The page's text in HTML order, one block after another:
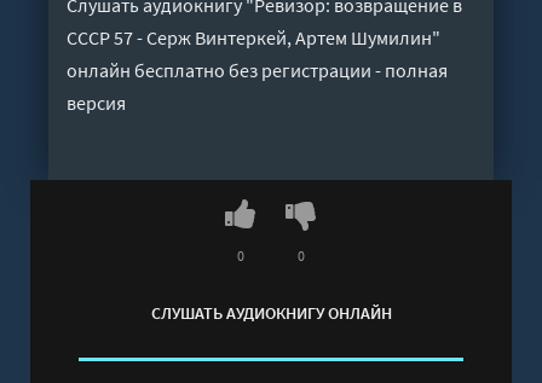
СССР 57 - Серж Винтеркей, Артем Шумилин"
онлайн бесплатно без регистрации - полная
версия
СЛУШАТЬ АУДИОКНИГУ ОНЛАЙН
0 0